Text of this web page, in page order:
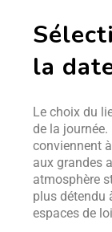
la
Le choix du
de la
conviennent
aux grandes
atmosphère
plus détendu
espaces de